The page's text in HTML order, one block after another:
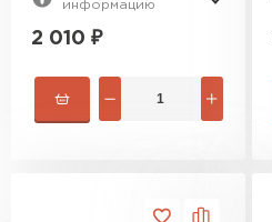
информацию
2 010 ₽